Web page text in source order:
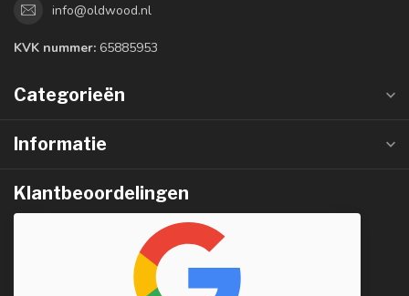
info@oldwood.nl
KVK nummer: 65885953
Categorieën
Informatie
Klantbeoordelingen